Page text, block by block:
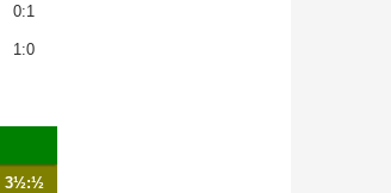
0:1
1:0
3½:½